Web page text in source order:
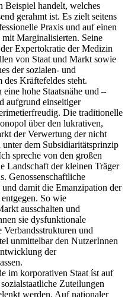
Beispiel handelt, welches
gerahmt ist. Es zielt seitens
Praxis und auf einen
Marginalisierten. Seine
Expertokratie der Medizin
von Staat und Markt sowie
der sozialen- und
des Kräftefeldes steht.
hohe Staatsnähe und –
aufgrund einseitiger
Die traditionelle
über den lukrativen,
der Verwertung der nicht
dem Subsidiaritätsprinzip
spreche von den großen
Landschaft der kleinen Träger
Genossenschaftliche
damit die Emanzipation der
So wie
ausschalten und
sie dysfunktionale
und
unmittelbar den NutzerInnen
der
im korporativen Staat íst auf
Zuteilungen
werden. Auf nationaler